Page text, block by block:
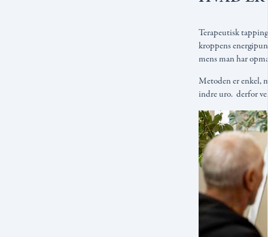
Terapeutisk
kroppens
mens man har
Metoden er enkel,
indre uro. derfor